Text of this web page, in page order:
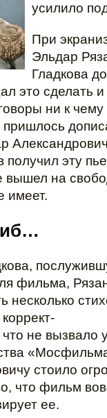
усилило
При
Эльдар
Гладкова
это сделать
ни к
эту
вышел на
имеет.
фильма,
несколько
не вызвало
стоило
что фильм
ее.